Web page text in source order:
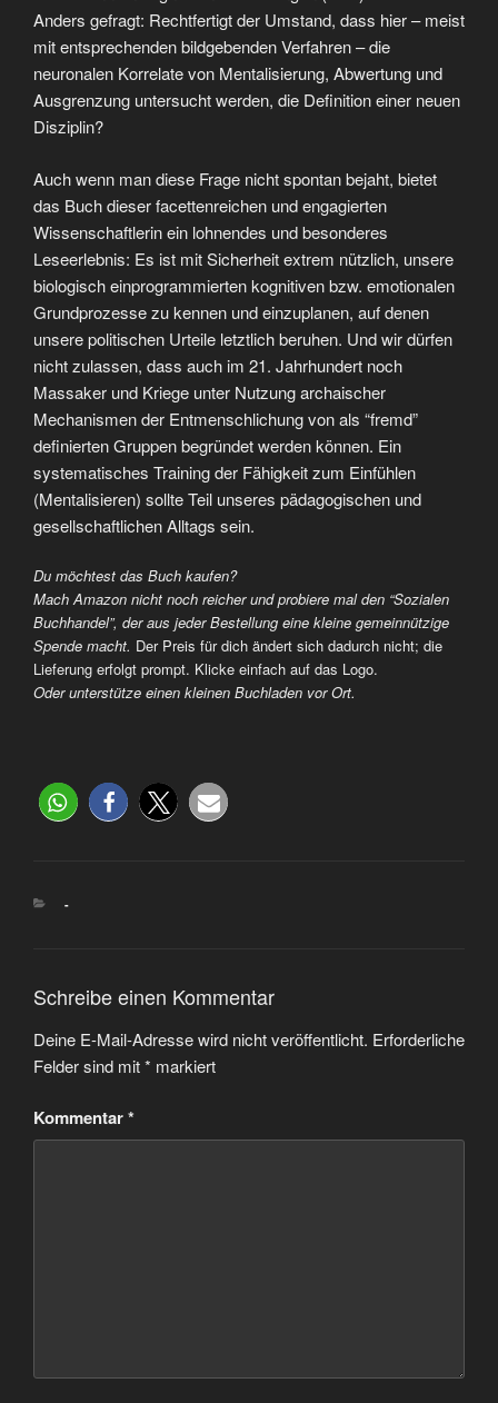
Anders gefragt: Rechtfertigt der Umstand, dass hier – meist
mit entsprechenden bildgebenden Verfahren – die
neuronalen Korrelate von Mentalisierung, Abwertung und
Ausgrenzung untersucht werden, die Definition einer neuen
Disziplin?
Auch wenn man diese Frage nicht spontan bejaht, bietet
das Buch dieser facettenreichen und engagierten
Wissenschaftlerin ein lohnendes und besonderes
Leseerlebnis: Es ist mit Sicherheit extrem nützlich, unsere
biologisch einprogrammierten kognitiven bzw. emotionalen
Grundprozesse zu kennen und einzuplanen, auf denen
unsere politischen Urteile letztlich beruhen. Und wir dürfen
nicht zulassen, dass auch im 21. Jahrhundert noch
Massaker und Kriege unter Nutzung archaischer
Mechanismen der Entmenschlichung von als “fremd”
definierten Gruppen begründet werden können. Ein
systematisches Training der Fähigkeit zum Einfühlen
(Mentalisieren) sollte Teil unseres pädagogischen und
gesellschaftlichen Alltags sein.
Du möchtest das Buch kaufen?
Mach Amazon nicht noch reicher und probiere mal den “Sozialen
Buchhandel”, der aus jeder Bestellung eine kleine gemeinnützige
Spende macht. Der Preis für dich ändert sich dadurch nicht; die
Lieferung erfolgt prompt. Klicke einfach auf das Logo.
Oder unterstütze einen kleinen Buchladen vor Ort.
-
Schreibe einen Kommentar
Deine E-Mail-Adresse wird nicht veröffentlicht. Erforderliche
Felder sind mit* markiert
Kommentar*